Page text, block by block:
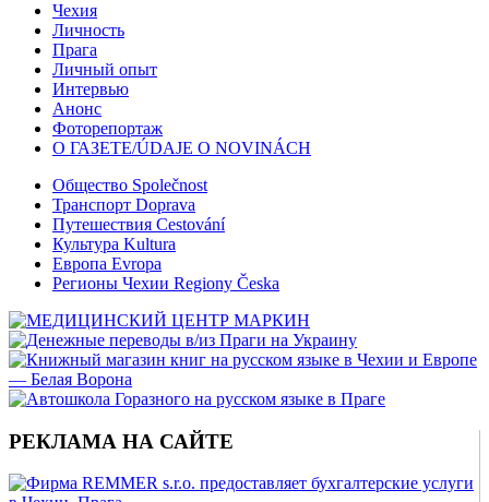
Чехия
Личность
Прага
Личный опыт
Интервью
Анонс
Фоторепортаж
О ГАЗЕТЕ/ÚDAJE O NOVINÁCH
Общество Společnost
Транспорт Doprava
Путешествия Cestování
Культура Kultura
Европа Evropa
Регионы Чехии Regiony Česka
РЕКЛАМА НА САЙТЕ